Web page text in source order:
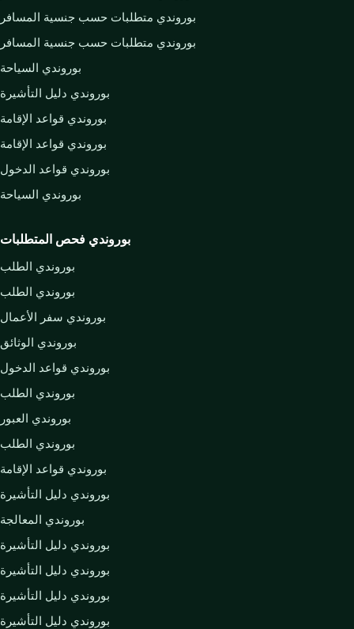
بوروندي متطلبات حسب جنسية المسافر
بوروندي متطلبات حسب جنسية المسافر
بوروندي السياحة
بوروندي دليل التأشيرة
بوروندي قواعد الإقامة
بوروندي قواعد الإقامة
بوروندي قواعد الدخول
بوروندي السياحة
بوروندي فحص المتطلبات
بوروندي الطلب
بوروندي الطلب
بوروندي سفر الأعمال
بوروندي الوثائق
بوروندي قواعد الدخول
بوروندي الطلب
بوروندي العبور
بوروندي الطلب
بوروندي قواعد الإقامة
بوروندي دليل التأشيرة
بوروندي المعالجة
بوروندي دليل التأشيرة
بوروندي دليل التأشيرة
بوروندي دليل التأشيرة
بوروندي دليل التأشيرة